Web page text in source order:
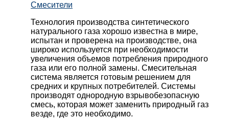
Смесители
Технология производства синтетического
натурального газа хорошо известна в мире,
испытан и проверена на производстве, она
широко используется при необходимости
увеличения объемов потребления природного
газа или его полной замены. Смесительная
система является готовым решением для
средних и крупных потребителей. Системы
производят однородную взрывобезопасную
смесь, которая может заменить природный газ
везде, где это необходимо.